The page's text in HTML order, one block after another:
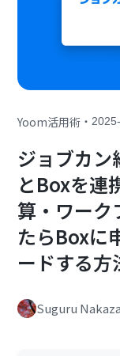
Yoom活用術 ・
ジョブカン
とBoxを連
算・ワーク
たらBoxに
ードする方
Suguru